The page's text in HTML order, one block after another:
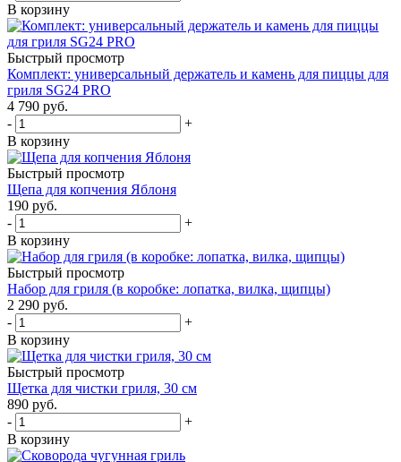
В корзину
Быстрый просмотр
Комплект: универсальный держатель и камень для пиццы для
гриля SG24 PRO
4 790 руб.
-
+
В корзину
Быстрый просмотр
Щепа для копчения Яблоня
190 руб.
-
+
В корзину
Быстрый просмотр
Набор для гриля (в коробке: лопатка, вилка, щипцы)
2 290 руб.
-
+
В корзину
Быстрый просмотр
Щетка для чистки гриля, 30 см
890 руб.
-
+
В корзину